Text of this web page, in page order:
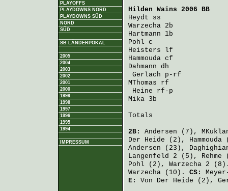
PLAYOFFS
PLAYDOWNS NORD
PLAYDOWNS SÜD
NORD
SÜD
SB LÄNDERPOKAL
2005
2004
2003
2002
2001
2000
1999
1998
1997
1996
1995
1994
IMPRESSUM
Hilden Wains 2006 BB
Heydt ss
Warzecha 2b
Hartmann 1b
Pohl c
Heisters lf
Hammouda cf
Dahmann dh
Gerlach p-rf
MThomas rf
Heine rf-p
Mika 3b
Totals
2B: Andersen (7),
Der Heide (2), Hammouda
Andersen (23),
Langenfeld 2 (5), Rehme
Pohl (2), Warzecha 2
Warzecha (10). CS:
E: Von Der Heide (2),